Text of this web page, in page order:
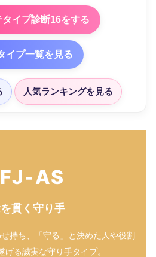
イプ診断16をする
イプ一覧を見る
人気ランキングを見る
AS
貫く守り手
持ち、「守る」と決めた人や役割
げる誠実な守り手タイプ。